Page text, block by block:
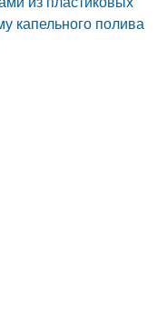
капельного полива